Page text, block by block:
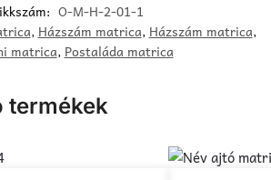
O-M-H-2-01-1
, Házszám matrica, Házszám matrica,
matrica, Postaláda matrica
termékek